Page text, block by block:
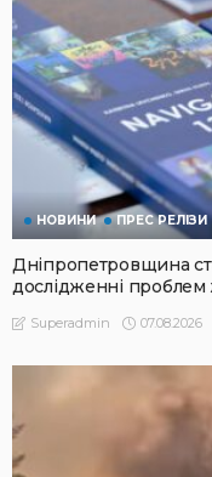
НОВИНИ ПРЕС РЕЛІЗИ
Дніпропетровщина
дослідженні проблем
Superadmin 07.08.2026